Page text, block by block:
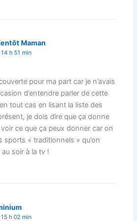
Maman
h 51 min
pour ma part car je n’avais
d’entendre parler de cette
tout cas en lisant la liste des
je dois dire que ça donne
ce que ça peux donner car on
sports « traditionnels » qu’on
soir à la tv !
h 02 min